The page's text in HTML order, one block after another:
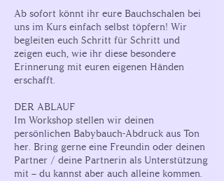
Ab sofort könnt ihr eure Bauchschalen bei
uns im Kurs einfach selbst töpfern! Wir
begleiten euch Schritt für Schritt und
zeigen euch, wie ihr diese besondere
Erinnerung mit euren eigenen Händen
erschafft.
DER ABLAUF
Im Workshop stellen wir deinen
persönlichen Babybauch-Abdruck aus Ton
her. Bring gerne eine Freundin oder deinen
Partner / deine Partnerin als Unterstützung
mit – du kannst aber auch alleine kommen.